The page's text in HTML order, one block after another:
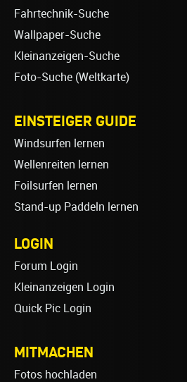
Fahrtechnik-Suche
Wallpaper-Suche
Kleinanzeigen-Suche
Foto-Suche (Weltkarte)
EINSTEIGER GUIDE
Windsurfen lernen
Wellenreiten lernen
Foilsurfen lernen
Stand-up Paddeln lernen
LOGIN
Forum Login
Kleinanzeigen Login
Quick Pic Login
MITMACHEN
Fotos hochladen